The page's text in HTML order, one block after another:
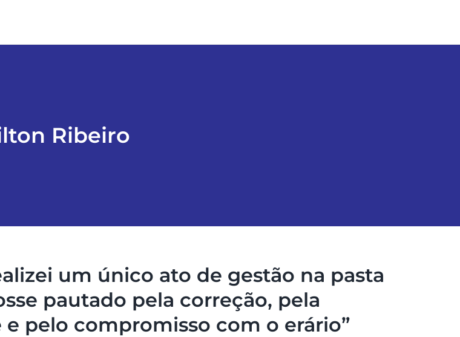
Ribeiro
um único ato de gestão na pasta
pautado pela correção, pela
pelo compromisso com o erário”